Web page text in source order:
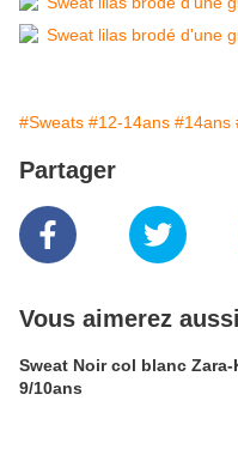
#Sweats #12-14ans #14ans
Partager
Vous aimerez aussi
Sweat Noir col blanc
9/10ans